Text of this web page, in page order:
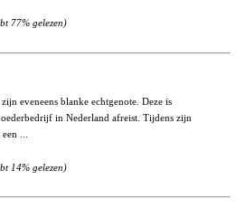
77% gelezen)
eveneens blanke echtgenote. Deze is
in Nederland afreist. Tijdens zijn
...
14% gelezen)